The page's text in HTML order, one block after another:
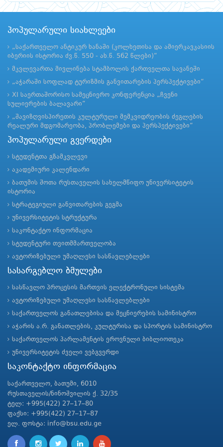
პოპულარული სიახლეები
„საქართველო ანტიკურ ხანაში (კოლხეთისა და ამიერკავკასიის
იბერიის ისტორია ძვ.წ. 550 - ახ.წ. 562 წლები)“
მკვლევართა მივლინება სტამბოლის ქართველთა სავანეში
„აჭარაში სოფლად ტურიზმის განვითარების პერსპექტივები“
XI საერთაშორისო სამეცნიერო კონფერენცია „ჩვენი
სულიერების ბალავარი“
„შავიზღვისპირეთის კულტურული მემკვიდრეობის ძეგლების
რეალური მდგომარეობა, პრობლემები და პერსპექტივები“
პოპულარული გვერდები
სტუდენტთა გზამკვლევი
აკადემიური კალენდარი
ბათუმის შოთა რუსთაველის სახელმწიფო უნივერსიტეტის
ისტორია
სტრატეგიული განვითარების გეგმა
უნივერსიტეტის სტრუქტურა
საკონტაქტო ინფორმაცია
სტუდენტური თვითმმართველობა
ავტორიზებული უმაღლესი სასწავლებლები
სასარგებლო ბმულები
სასწავლო პროცესის მართვის ელექტრონული სისტემა
ავტორიზებული უმაღლესი სასწავლებლები
საქართველოს განათლებისა და მეცნიერების სამინისტრო
აჭარის ა.რ. განათლების, კულტურისა და სპორტის სამინისტრო
საქართველოს პარლამენტის ეროვნული ბიბლიოთეკა
უნივერსიტეტის ძველი ვებგვერდი
საკონტაქტო ინფორმაცია
საქართველო, ბათუმი, 6010
რუსთაველის/ნინოშვილის ქ. 32/35
ტელ: +995(422) 27–17–80
ფაქსი: +995(422) 27–17–87
ელ. ფოსტა: info@bsu.edu.ge